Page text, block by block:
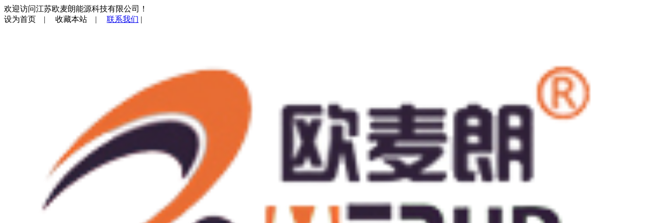
欢迎访问江苏欧麦朗能源科技有限公司！
设为首页 | 收藏本站 | 联系我们 |